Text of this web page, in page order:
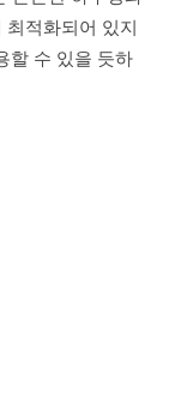
적화되어 있지
할 수 있을 듯하